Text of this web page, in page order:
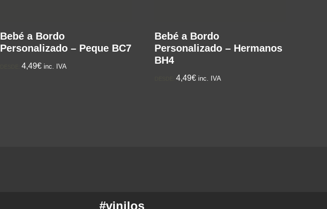
Bebé a Bordo
Personalizado – Peque BC7
DESDE:4,49€ inc. IVA
Bebé a Bordo
Personalizado – Hermanos
BH4
4,49€ inc. IVA
#vinilos